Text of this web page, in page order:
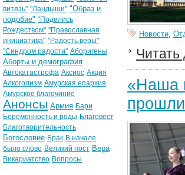
Новости,
«Наша
витязь" "Ландыши" "Образ и
подобие" "Поделись
Рождеством" "Православная
инициатива" "Радость веры"
"Синдром радости" Аборигены
Аборты и демография
Автокатастрофа Аксиос Акция
Алкоголизм Амурская епархия
Амурское благочиние
Анонсы Армия Бари
Беременность и роды Благовест
Благотворительность
Богословие Брак В начале
было слово Великий пост Вера
Викариатство Вопросы